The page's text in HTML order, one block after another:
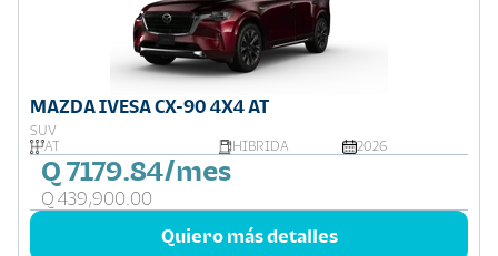
MAZDA IVESA CX-90 4X4 AT
SUV
AT
HIBRIDA 2026
Q 7179.84/mes
Q 439,900.00
Quiero más detalles